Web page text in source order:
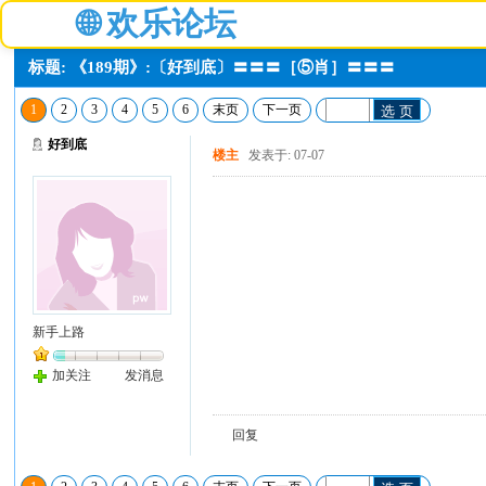
🌐 欢乐论坛
标题: 《189期》:〔好到底〕〓〓〓［⑤肖］〓〓〓
1 2 3 4 5 6 末页 下一页 选 页
好到底
新手上路
加关注 发消息
楼主 发表于: 07-07
回复